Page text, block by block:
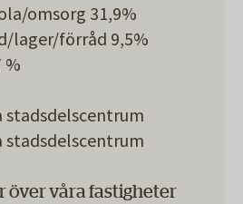
omsorg 31,9%
lager/förråd 9,5%
%
stadsdelscentrum
stadsdelscentrum
över våra fastigheter